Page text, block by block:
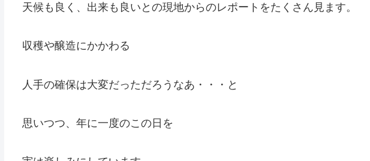
天候も良く、出来も良いとの現地からのレポートをたくさん見ます。
収穫や醸造にかかわる
人手の確保は大変だっただろうなあ・・・と
思いつつ、年に一度のこの日を